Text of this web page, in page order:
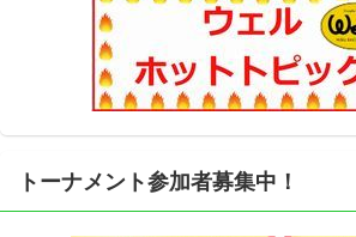
トーナメント参加者募集中！